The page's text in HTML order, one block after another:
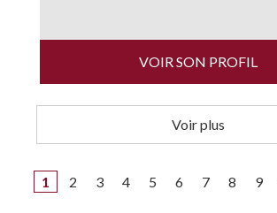
VOIR SON PROFIL
Voir plus
1 2 3 4 5 6 7 8 9